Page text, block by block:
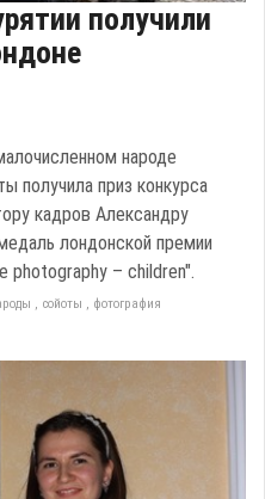
получили
народе
получила приз конкурса
кадров Александру
лондонской премии
photography – children".
, сойоты , фотография